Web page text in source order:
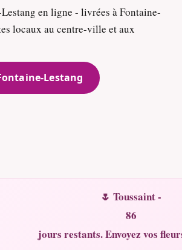
en ligne - livrées à Fontaine-
locaux au centre-ville et aux
Lestang
🌷 Toussaint -
86
jours restants. Envoyez vos